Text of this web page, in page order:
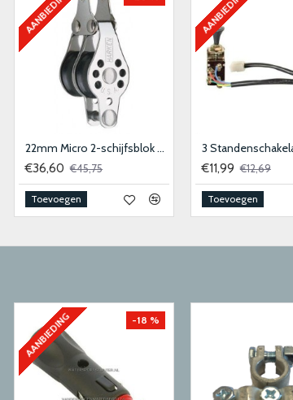
AANBIEDING
22mm Micro 2-schijfsblok met hondsvot
€36,60 €45,75
Toevoegen
AANBIEDING
€11,99 €12,69
Toevoegen
AANBIEDING -18 %